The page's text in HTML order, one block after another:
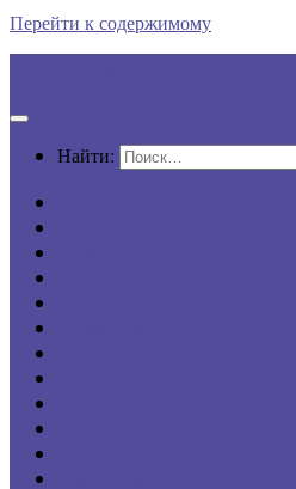
Перейти к содержимому
Найти: